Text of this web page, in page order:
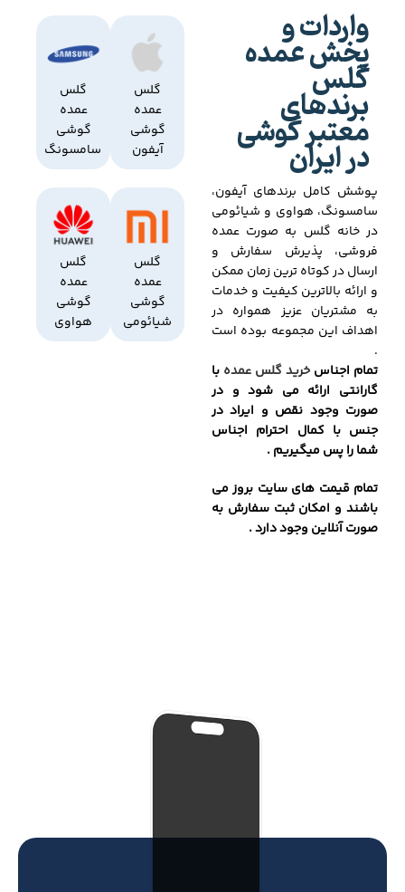
واردات و
پخش عمده
گلس
برندهای
معتبر گوشی
در ایران
پوشش کامل برندهای آیفون،
سامسونگ، هواوی و شیائومی
در خانه گلس به صورت عمده
فروشی، پذیرش سفارش و
ارسال در کوتاه ترین زمان ممکن
و ارائه بالاترین کیفیت و خدمات
به مشتریان عزیز همواره در
اهداف این مجموعه بوده است
.
تمام اجناسخرید گلس عمده با
گارانتی ارائه می شود و در
صورت وجود نقص و ایراد در
جنس با کمال احترام اجناس
شما را پس میگیریم .
تمام قیمت های سایت بروز می
باشند و امکان ثبت سفارش به
صورت آنلاین وجود دارد .
گلس
عمده
گوشی
آیفون
گلس
عمده
گوشی
سامسونگ
گلس
عمده
گوشی
شیائومی
گلس
عمده
گوشی
هواوی